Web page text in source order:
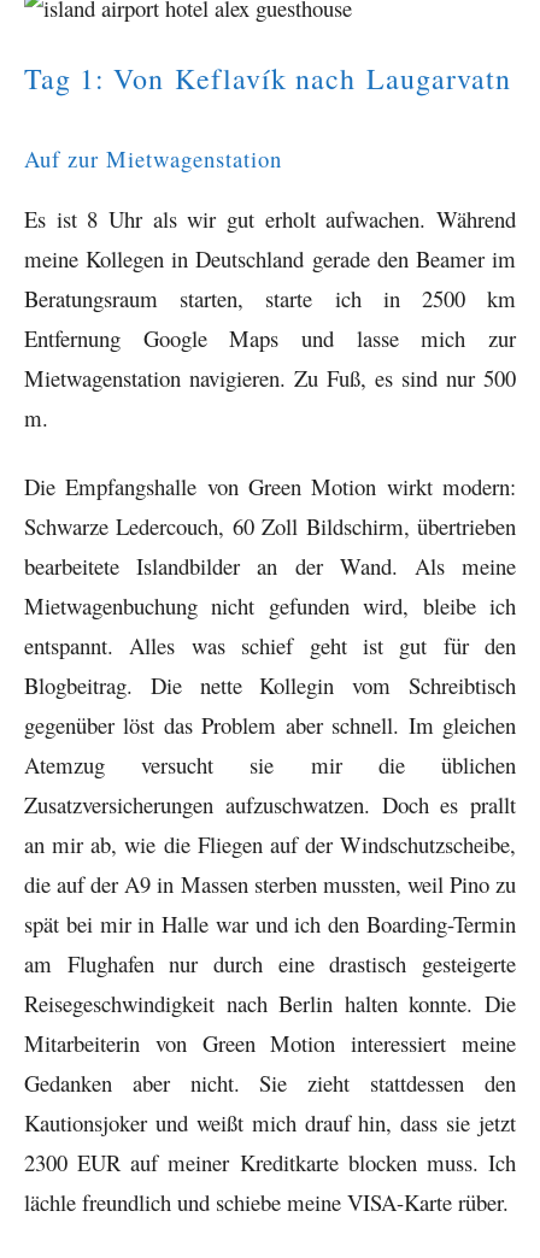
Tag 1: Von Keflavík nach Laugarvatn
Auf zur Mietwagenstation
Es ist 8 Uhr als wir gut erholt aufwachen. Während
meine Kollegen in Deutschland gerade den Beamer im
Beratungsraum starten, starte ich in 2500 km
Entfernung Google Maps und lasse mich zur
Mietwagenstation navigieren. Zu Fuß, es sind nur 500
m.
Die Empfangshalle von Green Motion wirkt modern:
Schwarze Ledercouch, 60 Zoll Bildschirm, übertrieben
bearbeitete Islandbilder an der Wand. Als meine
Mietwagenbuchung nicht gefunden wird, bleibe ich
entspannt. Alles was schief geht ist gut für den
Blogbeitrag. Die nette Kollegin vom Schreibtisch
gegenüber löst das Problem aber schnell. Im gleichen
Atemzug versucht sie mir die üblichen
Zusatzversicherungen aufzuschwatzen. Doch es prallt
an mir ab, wie die Fliegen auf der Windschutzscheibe,
die auf der A9 in Massen sterben mussten, weil Pino zu
spät bei mir in Halle war und ich den Boarding-Termin
am Flughafen nur durch eine drastisch gesteigerte
Reisegeschwindigkeit nach Berlin halten konnte. Die
Mitarbeiterin von Green Motion interessiert meine
Gedanken aber nicht. Sie zieht stattdessen den
Kautionsjoker und weißt mich drauf hin, dass sie jetzt
2300 EUR auf meiner Kreditkarte blocken muss. Ich
lächle freundlich und schiebe meine VISA-Karte rüber.